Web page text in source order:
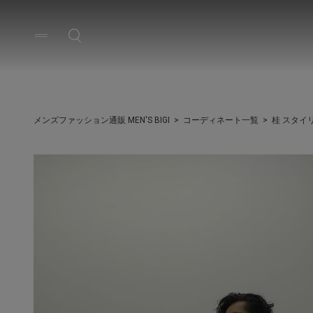
メンズファッション通販 MEN'S BIGI コーディネート一覧 桂 スタイ